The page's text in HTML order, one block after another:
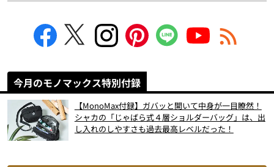
今月のモノマックス特別付録
【MonoMax付録】ガバッと開いて中身が一目瞭然！
シャカの「じゃばら式４層ショルダーバッグ」は、出
し入れのしやすさも過去最高レベルだった！